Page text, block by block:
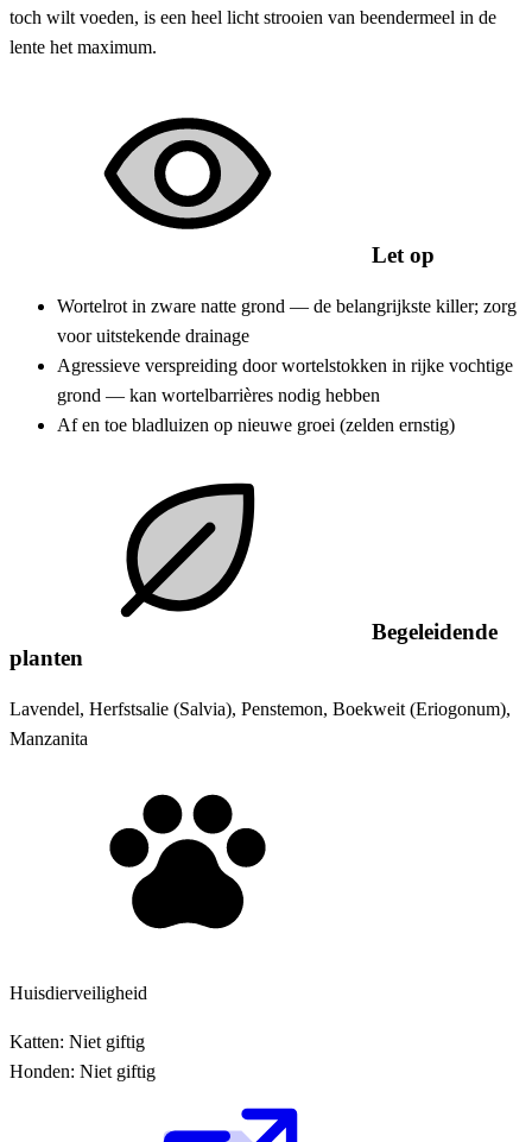
toch wilt voeden, is een heel licht strooien van beendermeel in de
lente het maximum.
Let op
Wortelrot in zware natte grond — de belangrijkste killer; zorg
voor uitstekende drainage
Agressieve verspreiding door wortelstokken in rijke vochtige
grond — kan wortelbarrières nodig hebben
Af en toe bladluizen op nieuwe groei (zelden ernstig)
Begeleidende
planten
Lavendel, Herfstsalie (Salvia), Penstemon, Boekweit (Eriogonum),
Manzanita
Huisdierveiligheid
Katten: Niet giftig
Honden: Niet giftig